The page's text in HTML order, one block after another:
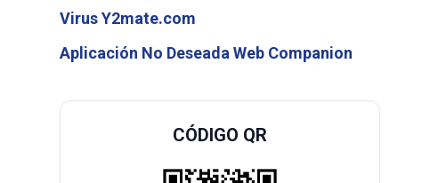
Virus Y2mate.com
Aplicación No Deseada Web Companion
CÓDIGO QR